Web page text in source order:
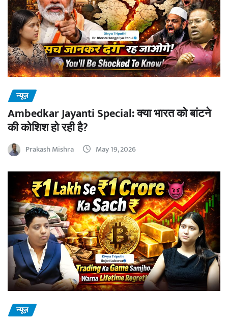
न्यूज़
Ambedkar Jayanti Special: क्या भारत को बांटने
की कोशिश हो रही है?
Prakash Mishra May 19, 2026
न्यूज़